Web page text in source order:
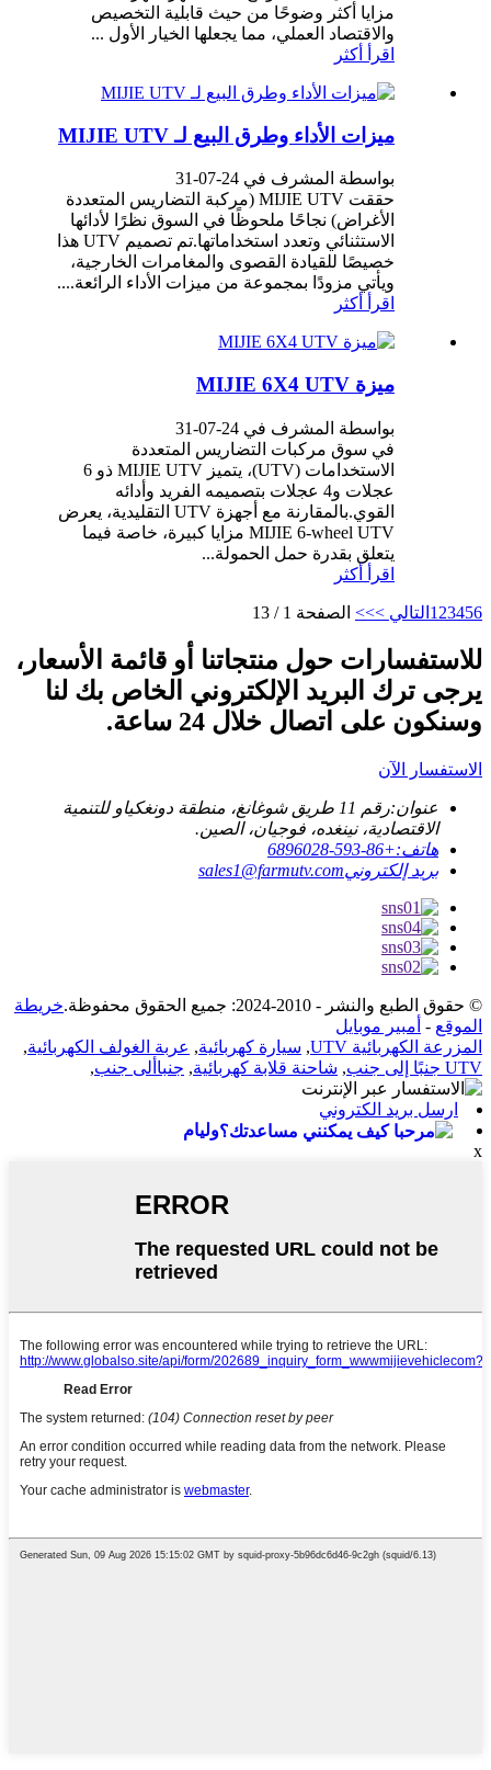
مزايا أكثر وضوحًا من حيث قابلية التخصيص
والاقتصاد العملي، مما يجعلها الخيار الأول ...
اقرأ أكثر
ميزات الأداء وطرق البيع لـ MIJIE UTV
بواسطة المشرف في 24-07-31
حققت MIJIE UTV (مركبة التضاريس المتعددة
الأغراض) نجاحًا ملحوظًا في السوق نظرًا لأدائها
الاستثنائي وتعدد استخداماتها.تم تصميم UTV هذا
خصيصًا للقيادة القصوى والمغامرات الخارجية،
ويأتي مزودًا بمجموعة من ميزات الأداء الرائعة....
اقرأ أكثر
ميزة MIJIE 6X4 UTV
بواسطة المشرف في 24-07-31
في سوق مركبات التضاريس المتعددة
الاستخدامات (UTV)، يتميز MIJIE UTV ذو 6
عجلات و4 عجلات بتصميمه الفريد وأدائه
القوي.بالمقارنة مع أجهزة UTV التقليدية، يعرض
MIJIE 6-wheel UTV مزايا كبيرة، خاصة فيما
يتعلق بقدرة حمل الحمولة...
اقرأ أكثر
1 23456 التالي >>> الصفحة 1 / 13
للاستفسارات حول منتجاتنا أو قائمة الأسعار،
يرجى ترك البريد الإلكتروني الخاص بك لنا
وسنكون على اتصال خلال 24 ساعة.
الاستفسار الآن
عنوان:
رقم 11 طريق شوغانغ، منطقة دونغكياو للتنمية
الاقتصادية، نينغده، فوجيان، الصين.
هاتف:+86-593-6896028
بريد إلكترونيsales1@farmutv.com
© حقوق الطبع والنشر - 2010-2024: جميع الحقوق محفوظة.
خريطة
الموقع - أمبير موبايل
المزرعة الكهربائية UTV
, سيارة كهربائية, عربة الغولف الكهربائية,
UTV جنبًا إلى جنب
, شاحنة قلابة كهربائية, جنباألى جنب,
ارسل بريد الكتروني
وليام
x